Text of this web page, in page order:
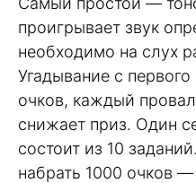
проигрывает звук
необходимо на слух
Угадывание с
очков, каждый
снижает приз. Один
состоит из 10
набрать 1000 очков